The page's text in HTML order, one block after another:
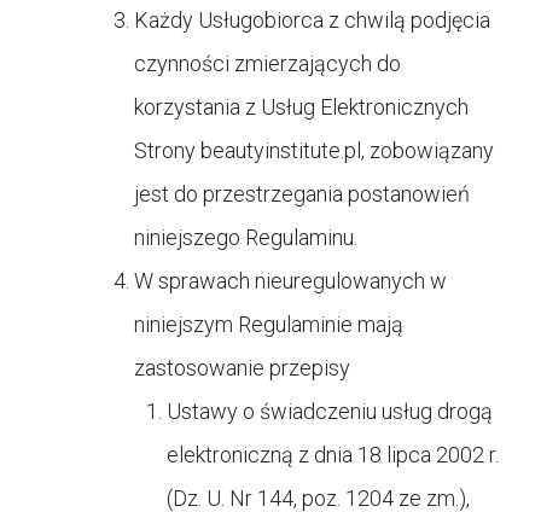
Każdy Usługobiorca z chwilą podjęcia
czynności zmierzających do
korzystania z Usług Elektronicznych
Stronybeautyinstitute.pl, zobowiązany
jest do przestrzegania postanowień
niniejszego Regulaminu.
W sprawach nieuregulowanych w
niniejszym Regulaminie mają
zastosowanie przepisy
Ustawy o świadczeniu usług drogą
elektroniczną z dnia 18 lipca 2002 r.
(Dz. U. Nr 144, poz. 1204 ze zm.),